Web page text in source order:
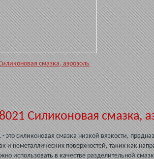
8021 Силиконовая смазка,
- это силиконовая смазка низкой вязкости,
и неметаллических поверхностей, таких как
использовать в качестве разделительной